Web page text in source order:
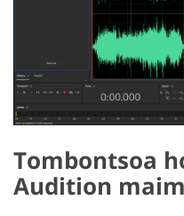
Tombontsoa
Audition